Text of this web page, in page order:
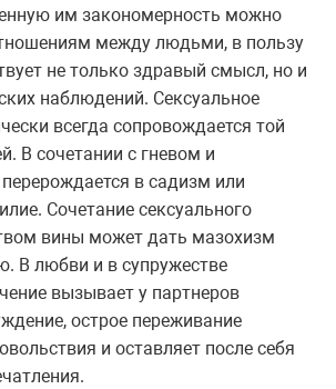
им закономерность можно
между людьми, в пользу
не только здравый смысл, но и
наблюдений. Сексуальное
всегда сопровождается той
В сочетании с гневом и
в садизм или
Сочетание сексуального
вины может дать мазохизм
В любви и в супружестве
вызывает у партнеров
острое переживание
и оставляет после себя